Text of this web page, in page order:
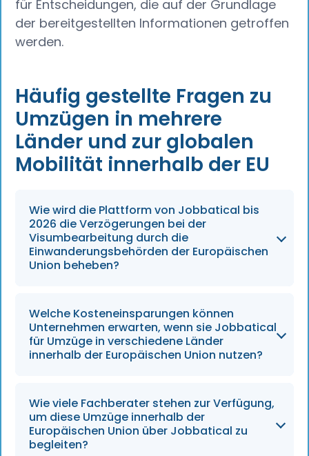
für Entscheidungen, die auf der Grundlage
der bereitgestellten Informationen getroffen
werden.
Häufig gestellte Fragen zu
Umzügen in mehrere
Länder und zur globalen
Mobilität innerhalb der EU
Wie wird die Plattform von Jobbatical bis
2026 die Verzögerungen bei der
Visumbearbeitung durch die
Einwanderungsbehörden der Europäischen
Union beheben?
Bis 2026 werden die KI-gestützten
Dashboards von Jobbatical weiterhin
fragmentierte Arbeitsabläufe optimieren, die
in der Regel zu Verzögerungen von 45 bis 60
prädiktive Risikotools rationalisieren.
Welche Kosteneinsparungen können
Unternehmen erwarten, wenn sie Jobbatical
für Umzüge in verschiedene Länder
innerhalb der Europäischen Union nutzen?
Arbeitgeber können erhebliche
Effizienzsteigerungen erzielen: Die Plattform
trägt dazu bei, die Kosten bei 68 % der
Umzugsprogramme, deren Schwerpunkt auf
Wie viele Fachberater stehen zur Verfügung,
um diese Umzüge innerhalb der
Europäischen Union über Jobbatical zu
begleiten?